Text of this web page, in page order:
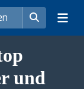
und